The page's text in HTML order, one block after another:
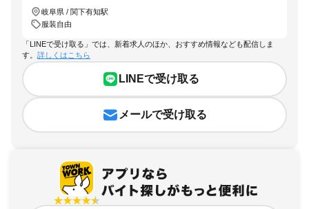
岐阜県 / 関下有知駅
服装自由
「LINEで受け取る」では、新着求人のほか、おすすめ情報なども配信しま
す。 詳しくはこちら
LINEで受け取る
メールで受け取る